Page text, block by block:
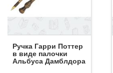
Ручка Гарри Поттер
в виде палочки
Альбуса Дамблдора